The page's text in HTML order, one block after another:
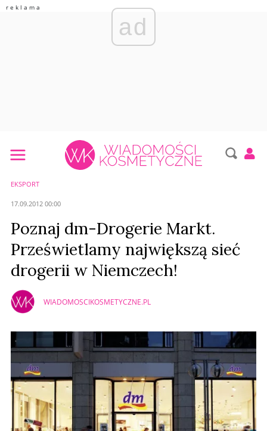
ad
EKSPORT
17.09.2012 00:00
Poznaj dm-Drogerie Markt.
Prześwietlamy największą sieć
drogerii w Niemczech!
WIADOMOSCIKOSMETYCZNE.PL